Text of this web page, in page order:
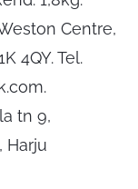
Centre,
4QY. Tel.
.
tn 9,
Harju